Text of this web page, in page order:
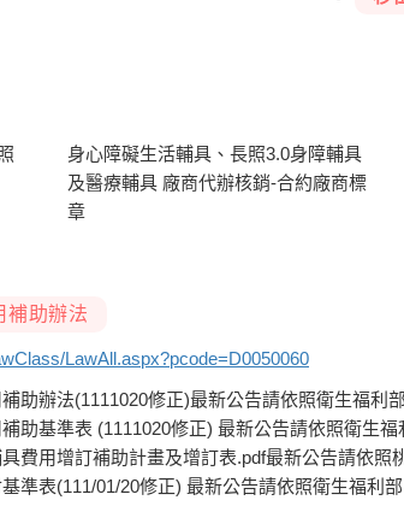
身心障礙生活輔具、長照3.0身障輔具
及醫療輔具 廠商代辦核銷-合約廠商標
章
補助辦法
LawAll.aspx?pcode=D0050060
助辦法(1111020修正)最新公告請依照衛生福利部
助基準表 (1111020修正) 最新公告請依照衛生福
費用增訂補助計畫及增訂表.pdf最新公告請依照
準表(111/01/20修正) 最新公告請依照衛生福利部